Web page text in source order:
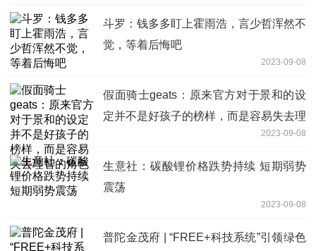
斗罗：钱多多盯上霍雨浩，言少哲浑然不
觉，等着后悔吧
2023-09-08
假面骑士geats：原来官方对于景和的设
定并不是好孩子的榜样，而是容易失去理
2023-09-08
生意社：碳酸锂价格跌势持续 短期弱势
震荡
2023-09-08
普陀金茂府 | “FREE+科技系统”引领绿色